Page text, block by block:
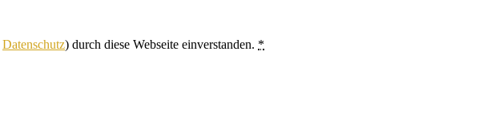
Datenschutz) durch diese Webseite einverstanden. *